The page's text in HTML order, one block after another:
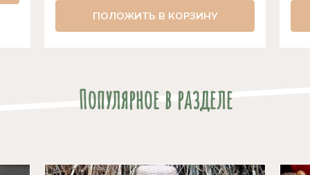
ПОЛОЖИТЬ В КОРЗИНУ
Популярное в разделе